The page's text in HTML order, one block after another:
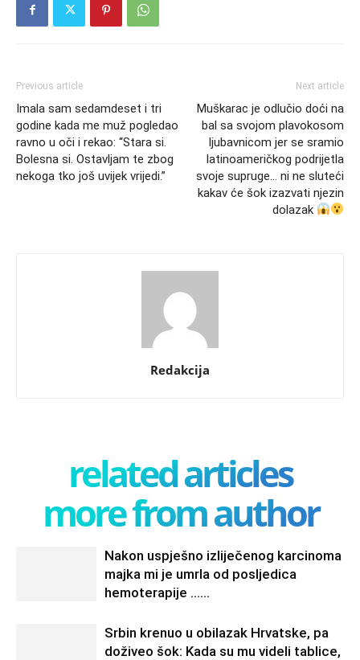
Previous article
Imala sam sedamdeset i tri
godine kada me muž pogledao
ravno u oči i rekao: “Stara si.
Bolesna si. Ostavljam te zbog
nekoga tko još uvijek vrijedi.”
Next article
Muškarac je odlučio doći na
bal sa svojom plavokosom
ljubavnicom jer se sramio
latinoameričkog podrijetla
svoje supruge… ni ne sluteći
kakav će šok izazvati njezin
dolazak
Redakcija
related articles
more from author
Nakon uspješno izliječenog karcinoma
majka mi je umrla od posljedica
hemoterapije ……
Srbin krenuo u obilazak Hrvatske, pa
doživeo šok: Kada su mu videli tablice,